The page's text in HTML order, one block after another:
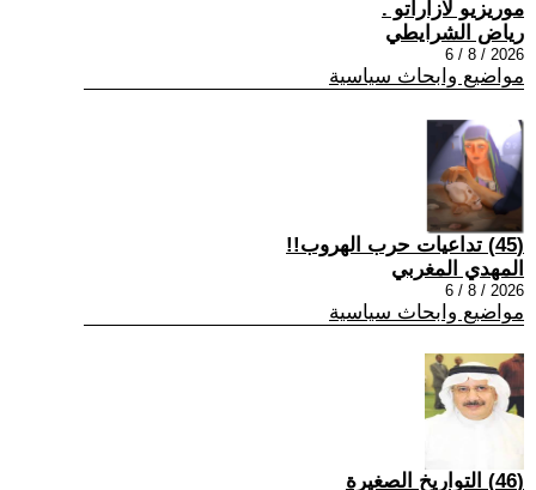
موريزيو لازاراتو .
رياض الشرايطي
2026 / 8 / 6
مواضيع وابحاث سياسية
(45) تداعيات حرب الهروب!!
المهدي المغربي
2026 / 8 / 6
مواضيع وابحاث سياسية
(46) التواريخ الصغيرة